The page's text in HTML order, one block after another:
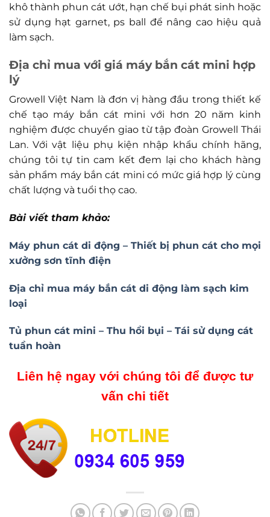
khô thành phun cát ướt, hạn chế bụi phát sinh hoặc
sử dụng hạt garnet, ps ball để nâng cao hiệu quả
làm sạch.
Địa chỉ mua với giá máy bắn cát mini hợp
lý
Growell Việt Nam là đơn vị hàng đầu trong thiết kế
chế tạo máy bắn cát mini với hơn 20 năm kinh
nghiệm được chuyển giao từ tập đoàn Growell Thái
Lan. Với vật liệu phụ kiện nhập khẩu chính hãng,
chúng tôi tự tin cam kết đem lại cho khách hàng
sản phẩm máy bắn cát mini có mức giá hợp lý cùng
chất lượng và tuổi thọ cao.
Bài viết tham khảo:
Máy phun cát di động – Thiết bị phun cát cho mọi
xưởng sơn tĩnh điện
Địa chỉ mua máy bắn cát di động làm sạch kim
loại
Tủ phun cát mini – Thu hồi bụi – Tái sử dụng cát
tuần hoàn
Liên hệ ngay với chúng tôi để được tư
vấn chi tiết